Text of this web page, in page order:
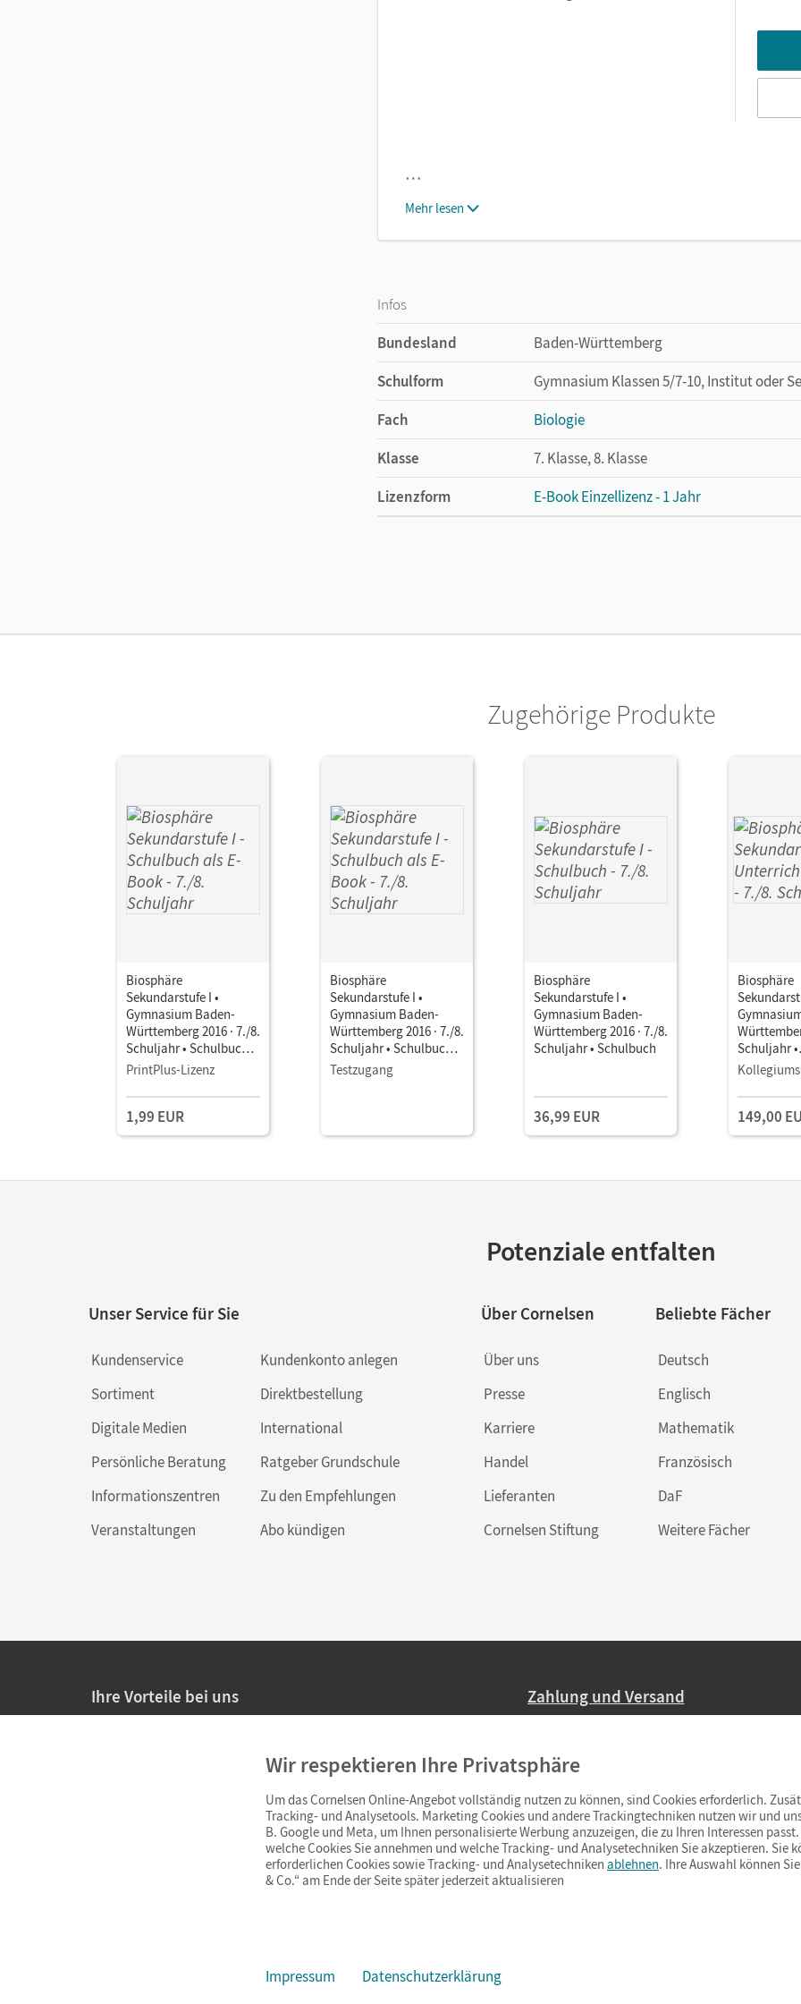
…
Mehr lesen
Infos
Bundesland
Baden-Württemberg
Schulform
Gymnasium Klassen 5/7-10, Institut oder
Fach
Biologie
Klasse
7. Klasse, 8. Klasse
Lizenzform
E-Book Einzellizenz - 1 Jahr
Verlag
Cornelsen Verlag
Bils, Werner; Janz, Horst; Auerbach,
Szabados, Michael; Schrank, Stephanie;
Zugehörige Produkte
Biosphäre
Sekundarstufe I •
Gymnasium Baden-
Württemberg 2016 · 7./8.
Schuljahr • Schulbuch
als E-Book
PrintPlus-Lizenz
1,99 EUR
Biosphäre
Sekundarstufe I •
Gymnasium Baden-
Württemberg 2016 · 7./8.
Schuljahr • Schulbuch
als E-Book
Testzugang
Biosphäre
Sekundarstufe I •
Gymnasium Baden-
Württemberg 2016 · 7./8.
Schuljahr • Schulbuch
36,99 EUR
Biosphäre
Schuljahr •
Book mit
und
149,00
Potenziale entfalten
Unser Service für Sie
Kundenservice
Sortiment
Digitale Medien
Persönliche Beratung
Informationszentren
Veranstaltungen
Kundenkonto anlegen
Direktbestellung
International
Ratgeber Grundschule
Zu den Empfehlungen
Abo kündigen
Über Cornelsen
Über uns
Presse
Karriere
Handel
Lieferanten
Cornelsen Stiftung
Beliebte Fächer
Deutsch
Englisch
Mathematik
Französisch
DaF
Weitere Fächer
Ihre Vorteile bei uns
Persönliche Angebote für Lehrkräfte
Sicheres Einkaufen mit SSL-Verschlüsselung
Widerrufsfristvon 4 Wochen
Schnelle und einfache Retourenabwicklung
Zahlung und Versand
Ab 59,– EUR Bestellwert liefern wir
(Lieferung in 3–6 Tagen).
Barrierefreiheit Cookies & Co.
Wir respektieren Ihre Privatsphäre
Um das Cornelsen Online-Angebot vollständig nutzen zu können, sind Cookies erforderlich.
Tracking- und Analysetools. Marketing Cookies und andere Trackingtechniken nutzen wir und
B. Google und Meta, um Ihnen personalisierte Werbung anzuzeigen, die zu Ihren Interessen
welche Cookies Sie annehmen und welche Tracking- und Analysetechniken Sie akzeptieren. Sie
erforderlichen Cookies sowie Tracking- und Analysetechniken ablehnen. Ihre Auswahl können
& Co.“ am Ende der Seite später jederzeit aktualisieren
Impressum Datenschutzerklärung